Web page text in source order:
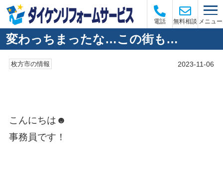
電話 無料相談 メニュー
変わっちまったな…この街も…
枚方市の情報 2023-11-06
こんにちは☻
事務員です！